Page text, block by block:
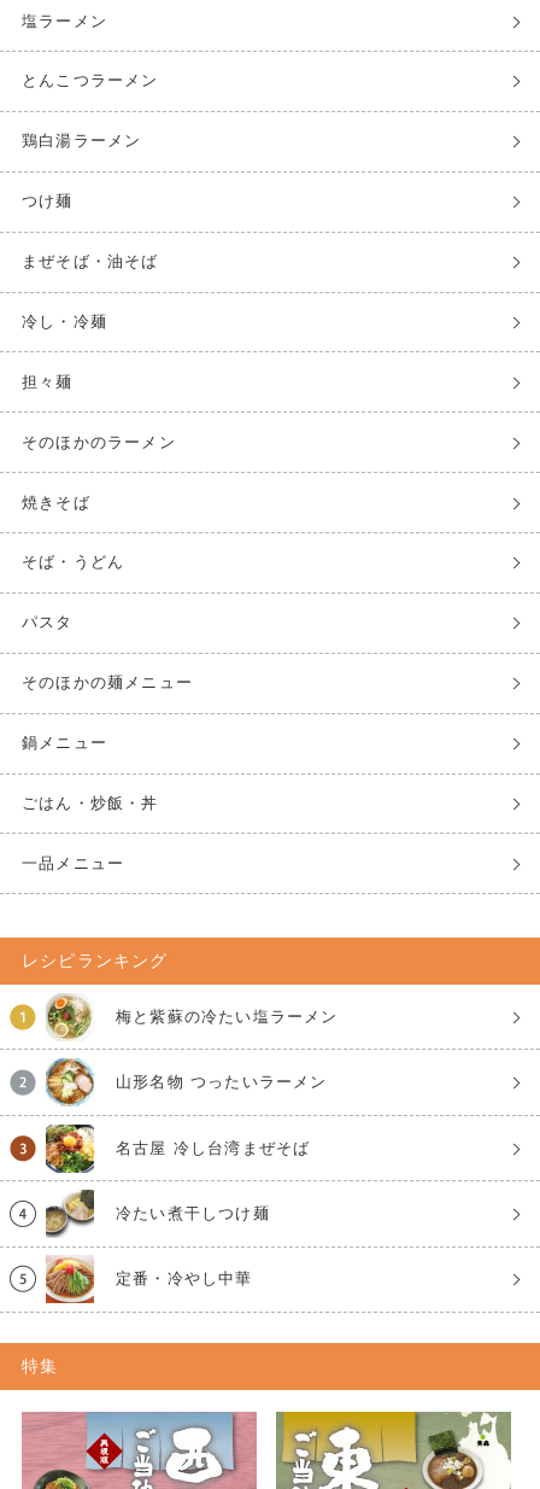
塩ラーメン
とんこつラーメン
鶏白湯ラーメン
つけ麺
まぜそば・油そば
冷し・冷麺
担々麺
そのほかのラーメン
焼きそば
そば・うどん
パスタ
そのほかの麺メニュー
鍋メニュー
ごはん・炒飯・丼
一品メニュー
レシピランキング
梅と紫蘇の冷たい塩ラーメン
山形名物 つったいラーメン
名古屋 冷し台湾まぜそば
冷たい煮干しつけ麺
定番・冷やし中華
特集